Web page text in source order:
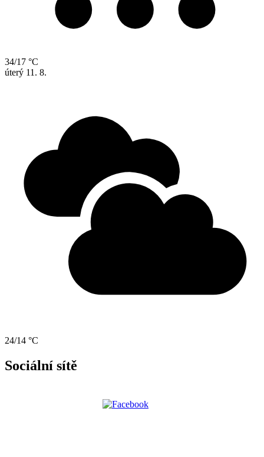
34/17 °C
úterý 11. 8.
24/14 °C
Sociální sítě